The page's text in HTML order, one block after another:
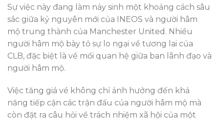
Sự việc này đang làm nảy sinh một khoảng cách sâu
sắc giữa kỷ nguyên mới của INEOS và người hâm
mộ trung thành của Manchester United. Nhiều
người hâm mộ bày tỏ sự lo ngại về tương lai của
CLB, đặc biệt là về mối quan hệ giữa ban lãnh đạo và
người hâm mộ.
Việc tăng giá vé không chỉ ảnh hưởng đến khả
năng tiếp cận các trận đấu của người hâm mộ mà
còn đặt ra câu hỏi về trách nhiệm xã hội của một